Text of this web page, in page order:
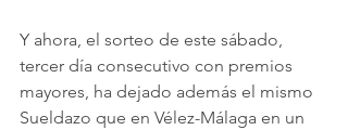
Y ahora, el sorteo de este sábado,
tercer día consecutivo con premios
mayores, ha dejado además el mismo
Sueldazo que en Vélez-Málaga en un